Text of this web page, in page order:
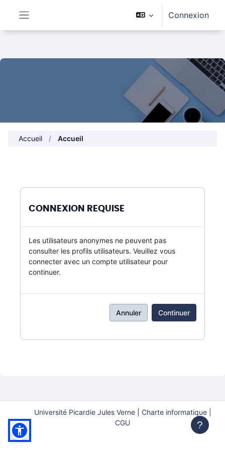
Connexion
Accueil Accueil
CONNEXION REQUISE
Les utilisateurs anonymes ne peuvent pas
consulter les profils utilisateurs. Veuillez vous
connecter avec un compte utilisateur pour
continuer.
Annuler Continuer
Université Picardie Jules Verne|
Charte informatique |
CGU